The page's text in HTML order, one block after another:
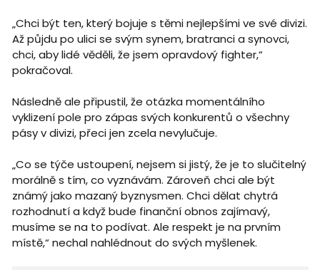
„Chci být ten, který bojuje s těmi nejlepšími ve své divizi.
Až půjdu po ulici se svým synem, bratranci a synovci,
chci, aby lidé věděli, že jsem opravdový fighter,“
pokračoval.
Následně ale připustil, že otázka momentálního
vyklizení pole pro zápas svých konkurentů o všechny
pásy v divizi, přeci jen zcela nevylučuje.
„Co se týče ustoupení, nejsem si jistý, že je to slučitelný
morálně s tím, co vyznávám. Zároveň chci ale být
známý jako mazaný byznysmen. Chci dělat chytrá
rozhodnutí a když bude finanční obnos zajímavý,
musíme se na to podívat. Ale respekt je na prvním
místě,“ nechal nahlédnout do svých myšlenek.